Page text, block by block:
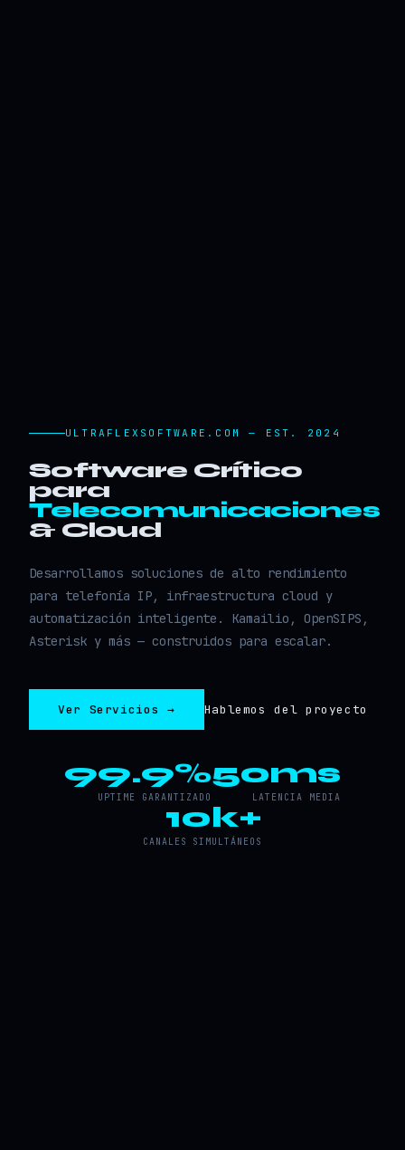
ULTRAFLEXSOFTWARE.COM — EST. 2024
Software Crítico
para
Telecomunicaciones
& Cloud
Desarrollamos soluciones de alto rendimiento
para telefonía IP, infraestructura cloud y
automatización inteligente. Kamailio, OpenSIPS,
Asterisk y más — construidos para escalar.
Ver Servicios → Hablemos del proyecto
99.9%
UPTIME GARANTIZADO
50ms
LATENCIA MEDIA
10k+
CANALES SIMULTÁNEOS